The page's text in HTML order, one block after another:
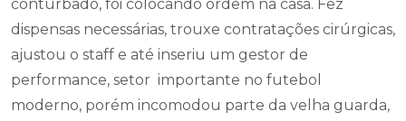
conturbado, foi colocando ordem na casa. Fez
dispensas necessárias, trouxe contratações cirúrgicas,
ajustou o staff e até inseriu um gestor de
performance, setor importante no futebol
moderno, porém incomodou parte da velha guarda,